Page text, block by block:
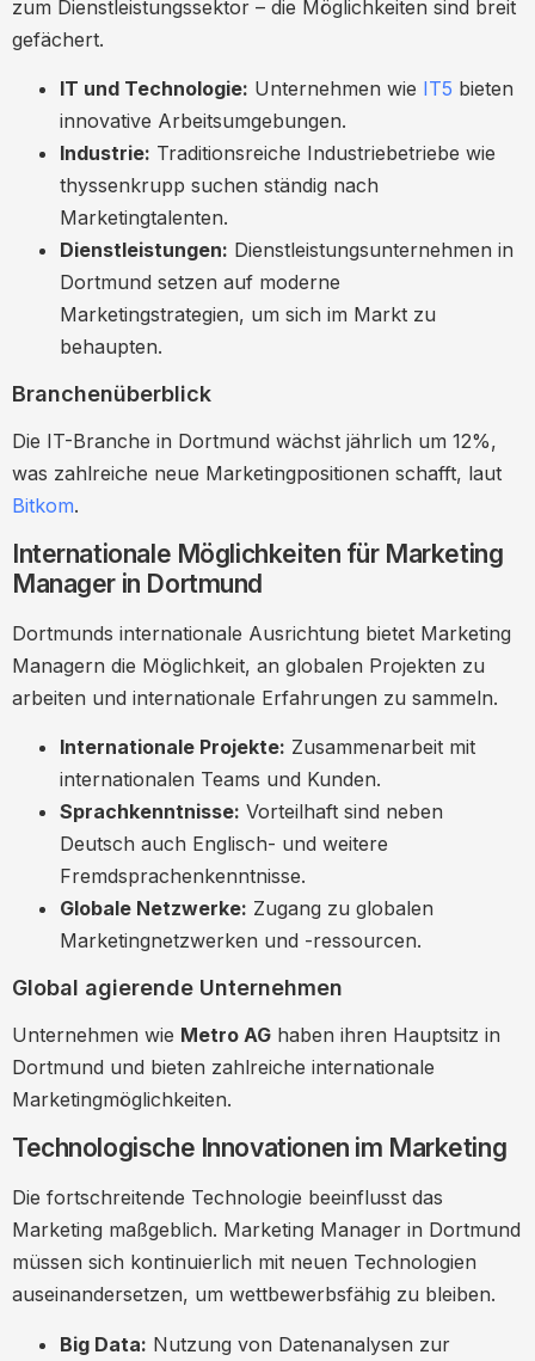
zum Dienstleistungssektor – die Möglichkeiten sind breit
gefächert.
IT und Technologie: Unternehmen wie IT5 bieten
innovative Arbeitsumgebungen.
Industrie: Traditionsreiche Industriebetriebe wie
thyssenkrupp suchen ständig nach
Marketingtalenten.
Dienstleistungen: Dienstleistungsunternehmen in
Dortmund setzen auf moderne
Marketingstrategien, um sich im Markt zu
behaupten.
Branchenüberblick
Die IT-Branche in Dortmund wächst jährlich um 12%,
was zahlreiche neue Marketingpositionen schafft, laut
Bitkom.
Internationale Möglichkeiten für Marketing
Manager in Dortmund
Dortmunds internationale Ausrichtung bietet Marketing
Managern die Möglichkeit, an globalen Projekten zu
arbeiten und internationale Erfahrungen zu sammeln.
Internationale Projekte: Zusammenarbeit mit
internationalen Teams und Kunden.
Sprachkenntnisse: Vorteilhaft sind neben
Deutsch auch Englisch- und weitere
Fremdsprachenkenntnisse.
Globale Netzwerke: Zugang zu globalen
Marketingnetzwerken und -ressourcen.
Global agierende Unternehmen
Unternehmen wie Metro AG haben ihren Hauptsitz in
Dortmund und bieten zahlreiche internationale
Marketingmöglichkeiten.
Technologische Innovationen im Marketing
Die fortschreitende Technologie beeinflusst das
Marketing maßgeblich. Marketing Manager in Dortmund
müssen sich kontinuierlich mit neuen Technologien
auseinandersetzen, um wettbewerbsfähig zu bleiben.
Big Data: Nutzung von Datenanalysen zur